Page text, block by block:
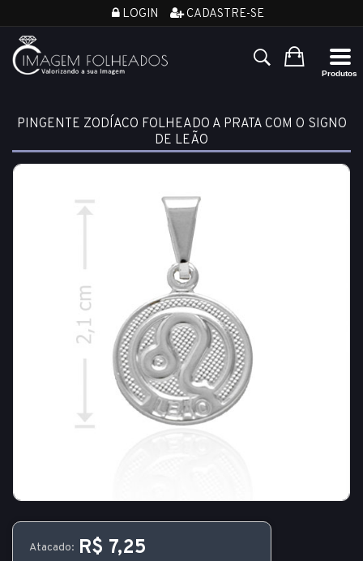
LOGIN CADASTRE-SE
PINGENTE ZODÍACO FOLHEADO A PRATA COM O SIGNO
DE LEÃO
Atacado: R$ 7,25